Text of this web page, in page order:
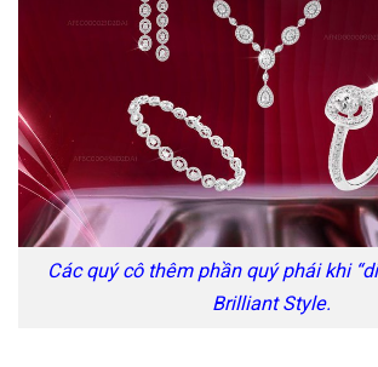
Các quý cô thêm phần quý phái khi
Brilliant Style.